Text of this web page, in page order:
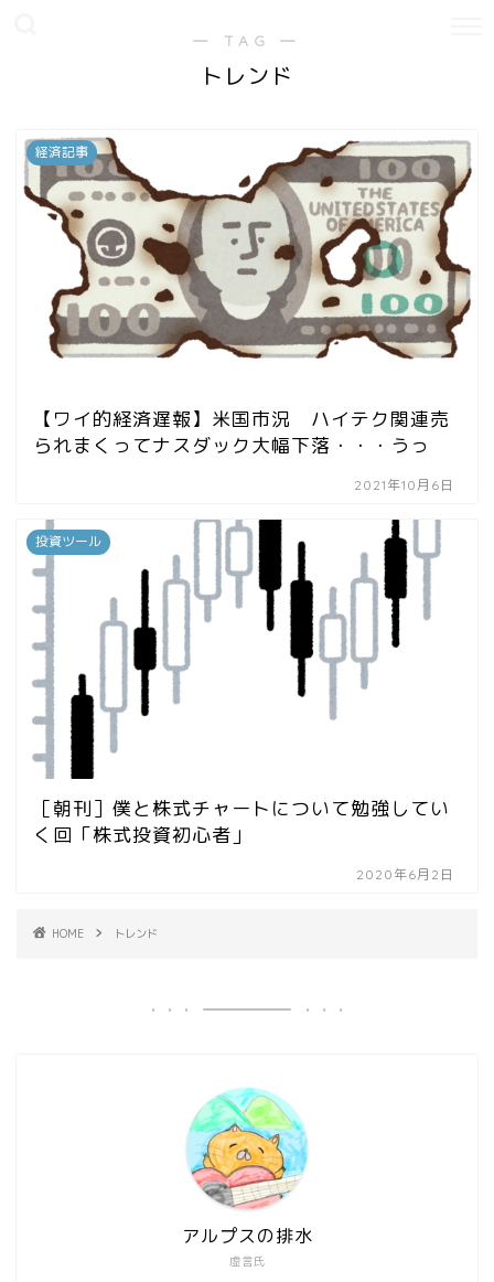
― TAG ―
トレンド
経済記事
【ワイ的経済遅報】米国市況 ハイテク関連売
られまくってナスダック大幅下落・・・うっ
2021年10月6日
投資ツール
［朝刊］僕と株式チャートについて勉強してい
く回「株式投資初心者」
2020年6月2日
HOME トレンド
虚言氏
アルプスの排水